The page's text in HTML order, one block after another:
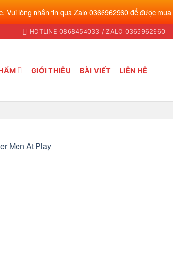
Vui lòng nhắn tin qua Zalo 0366962960 để được
HOTLINE 0868454033 / ZALO 0366962960
GIỚI THIỆU BÀI VIẾT LIÊN HỆ